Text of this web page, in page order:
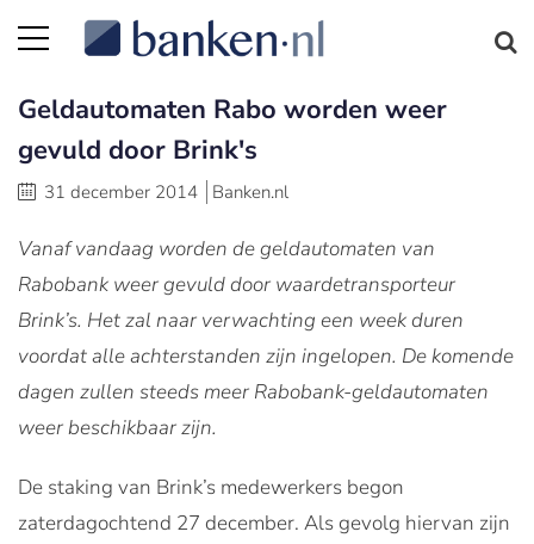
Geldautomaten Rabo worden weer
gevuld door Brink's
31 december 2014 Banken.nl
Vanaf vandaag worden de geldautomaten van
Rabobank weer gevuld door waardetransporteur
Brink’s. Het zal naar verwachting een week duren
voordat alle achterstanden zijn ingelopen. De komende
dagen zullen steeds meer Rabobank-geldautomaten
weer beschikbaar zijn.
De staking van Brink’s medewerkers begon
zaterdagochtend 27 december. Als gevolg hiervan zijn